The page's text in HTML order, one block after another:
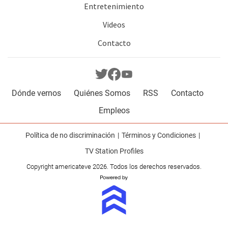
Entretenimiento
Videos
Contacto
Dónde vernos Quiénes Somos RSS
Contacto
Empleos
Política de no discriminación
Términos y Condiciones
TV Station Profiles
Copyright americateve 2026. Todos los derechos reservados.